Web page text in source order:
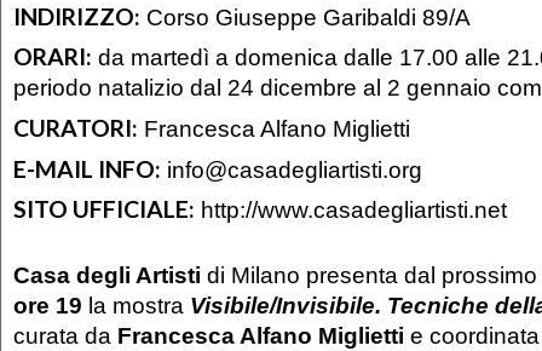
INDIRIZZO: Corso Giuseppe Garibaldi 89/A
ORARI: da martedì a domenica dalle 17.00 alle
periodo natalizio dal 24 dicembre al 2 gennaio
CURATORI: Francesca Alfano Miglietti
E-MAIL INFO: info@casadegliartisti.org
SITO UFFICIALE: http://www.casadegliartisti.net
Casa degli Artisti di Milano presenta dal prossimo
ore 19 la mostra Visibile/Invisibile. Tecniche
curata da Francesca Alfano Miglietti e